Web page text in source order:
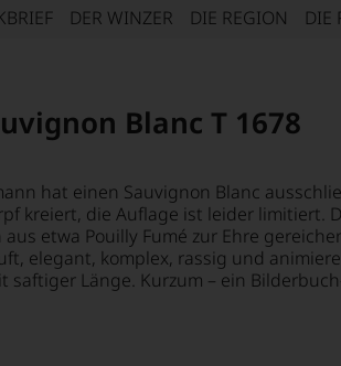
DER WINZER DIE REGION DIE
Blanc T 1678
hat einen Sauvignon Blanc
kreiert, die Auflage ist leider limitiert.
etwa Pouilly Fumé zur Ehre
elegant, komplex, rassig und
saftiger Länge. Kurzum – ein